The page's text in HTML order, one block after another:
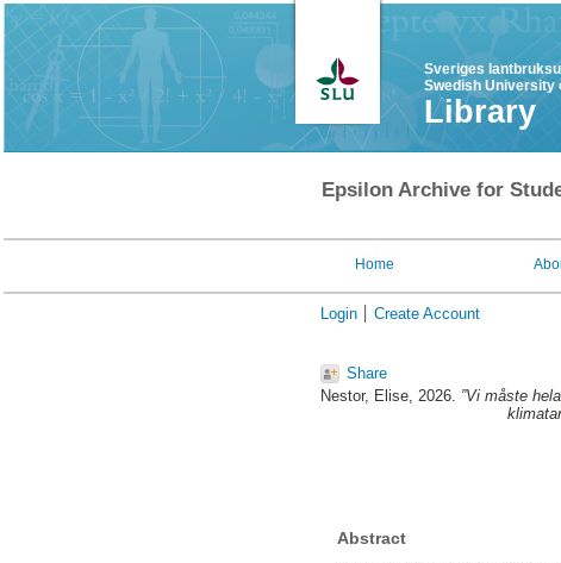
Sveriges
Swedish University
Library
Epsilon Archive for
Home
Login Create Account
Share
Nestor, Elise, 2026. ”Vi måste
Abstract